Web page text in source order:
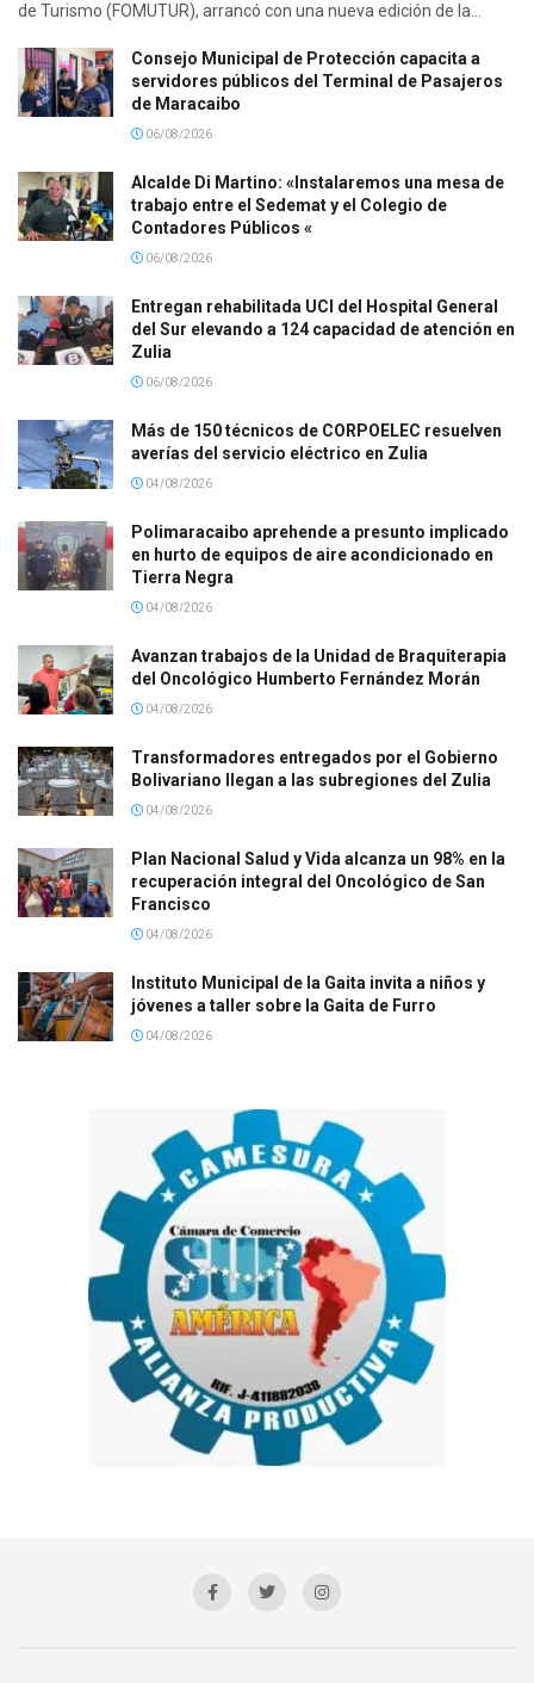
de Turismo (FOMUTUR), arrancó con una nueva edición de la...
Consejo Municipal de Protección capacita a
servidores públicos del Terminal de Pasajeros
de Maracaibo
06/08/2026
Alcalde Di Martino: «Instalaremos una mesa de
trabajo entre el Sedemat y el Colegio de
Contadores Públicos «
06/08/2026
Entregan rehabilitada UCI del Hospital General
del Sur elevando a 124 capacidad de atención en
Zulia
06/08/2026
Más de 150 técnicos de CORPOELEC resuelven
averías del servicio eléctrico en Zulia
04/08/2026
Polimaracaibo aprehende a presunto implicado
en hurto de equipos de aire acondicionado en
Tierra Negra
04/08/2026
Avanzan trabajos de la Unidad de Braquiterapia
del Oncológico Humberto Fernández Morán
04/08/2026
Transformadores entregados por el Gobierno
Bolivariano llegan a las subregiones del Zulia
04/08/2026
Plan Nacional Salud y Vida alcanza un 98% en la
recuperación integral del Oncológico de San
Francisco
04/08/2026
Instituto Municipal de la Gaita invita a niños y
jóvenes a taller sobre la Gaita de Furro
04/08/2026